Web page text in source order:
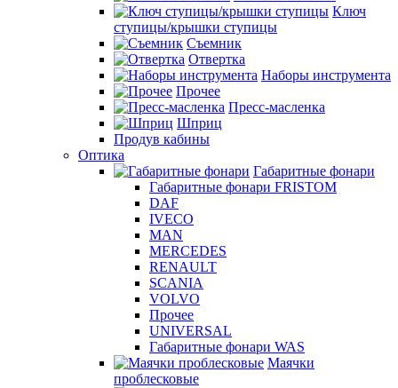
Ключ
ступицы/крышки ступицы
Съемник
Отвертка
Наборы инструмента
Прочее
Пресс-масленка
Шприц
Продув кабины
Оптика
Габаритные фонари
Габаритные фонари FRISTOM
DAF
IVECO
MAN
MERCEDES
RENAULT
SCANIA
VOLVO
Прочее
UNIVERSAL
Габаритные фонари WAS
Маячки
проблесковые